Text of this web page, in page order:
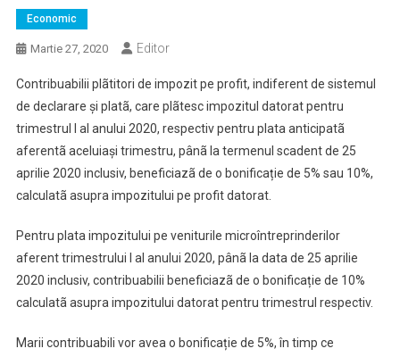
Economic
Martie 27, 2020 Editor
Contribuabilii plãtitori de impozit pe profit, indiferent de sistemul
de declarare și platã, care plãtesc impozitul datorat pentru
trimestrul I al anului 2020, respectiv pentru plata anticipatã
aferentã aceluiași trimestru, pânã la termenul scadent de 25
aprilie 2020 inclusiv, beneficiazã de o bonificație de 5% sau 10%,
calculatã asupra impozitului pe profit datorat.
Pentru plata impozitului pe veniturile microîntreprinderilor
aferent trimestrului I al anului 2020, pânã la data de 25 aprilie
2020 inclusiv, contribuabilii beneficiazã de o bonificație de 10%
calculatã asupra impozitului datorat pentru trimestrul respectiv.
Marii contribuabili vor avea o bonificație de 5%, în timp ce